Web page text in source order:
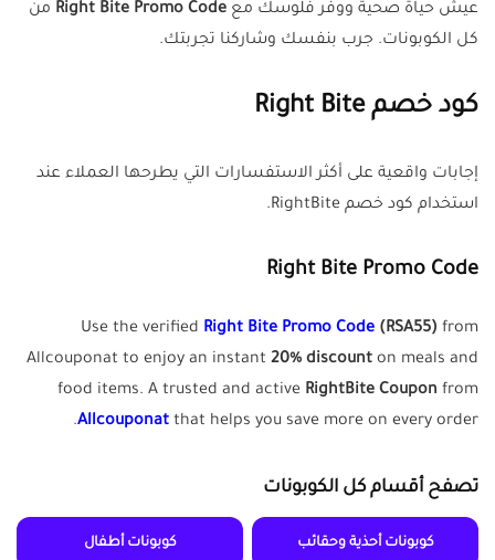
عيش حياة صحية ووفّر فلوسك مع Right Bite Promo Code من
كل الكوبونات. جرب بنفسك وشاركنا تجربتك.
كود خصمRight Bite
إجابات واقعية على أكثر الاستفسارات التي يطرحها العملاء عند
استخدام كود خصم RightBite.
Right Bite Promo Code
Use the verified Right Bite Promo Code (RSA55) from
Allcouponat to enjoy an instant 20% discount on meals and
food items. A trusted and active RightBite Coupon from
Allcouponat that helps you save more on every order.
تصفح أقسام كل الكوبونات
كوبونات أحذية وحقائب كوبونات أطفال